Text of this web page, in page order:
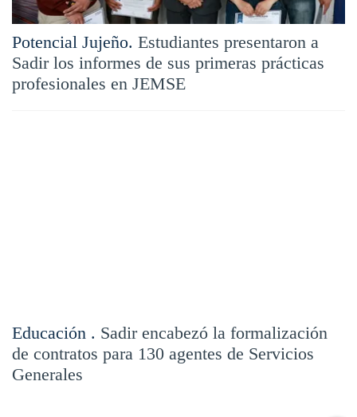
Potencial Jujeño. Estudiantes presentaron a
Sadir los informes de sus primeras prácticas
profesionales en JEMSE
Educación . Sadir encabezó la formalización
de contratos para 130 agentes de Servicios
Generales